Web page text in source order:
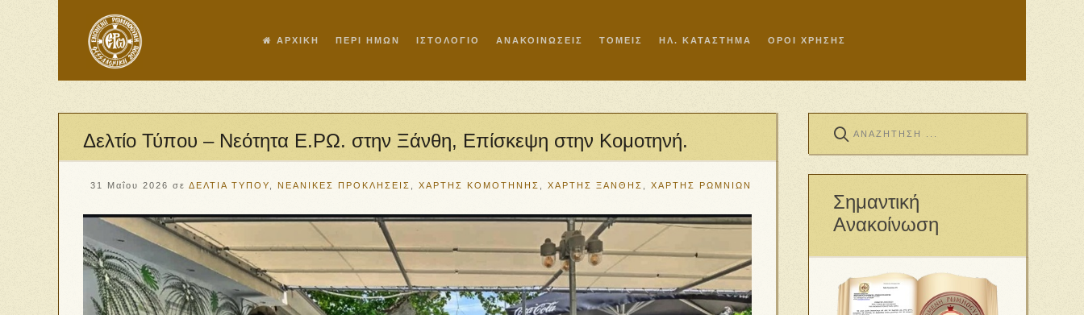
ΑΡΧΙΚΗ ΠΕΡΙ ΗΜΩΝ ΙΣΤΟΛΟΓΙΟ ΑΝΑΚΟΙΝΩΣΕΙΣ ΤΟΜΕΙΣ ΗΛ. ΚΑΤΑΣΤΗΜΑ ΟΡΟΙ ΧΡΗΣΗΣ
Δελτίο Τύπου – Νεότητα Ε.ΡΩ. στην Ξάνθη, Επίσκεψη στην Κομοτηνή.
31 Μαΐου 2026 σε ΔΕΛΤΙΑ ΤΥΠΟΥ ΝΕΑΝΙΚΕΣ ΠΡΟΚΛΗΣΕΙΣ ΧΑΡΤΗΣ ΚΟΜΟΤΗΝΗΣ ΧΑΡΤΗΣ ΞΑΝΘΗΣ ΧΑΡΤΗΣ ΡΩΜΝΙΩΝ
Σημαντική
Ανακοίνωση